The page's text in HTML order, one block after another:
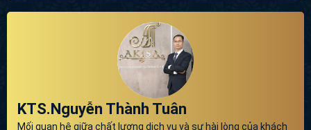
Biệt thự có 2 mặt tiền tạo không gian 2 mặt rộng rãi,
thoáng đãng, không còn cảm giác bí bách, chật chội như
những ngôi biệt thự phố 1 mặt tiền thông thường. Lợi
thế 2 mặt tiền cũng giúp không gian bên trong biệt thự
dễ dàng đón gió trời, không khí trong lành từ thiên nhiên
vào ngôi nhà, mang đến không gian sống thoáng mát, thư
thái, tốt cho sức khỏe của các thành viên trong gia đình.
KTS.Nguyễn Thành Tuân
Mối quan hệ giữa chất lượng dịch vụ và sự hài lòng của khách